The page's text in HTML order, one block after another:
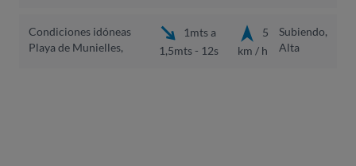
Condiciones idóneas
Playa de Munielles,
1mts a
1,5mts - 12s
5
km / h
Subiendo,
Alta